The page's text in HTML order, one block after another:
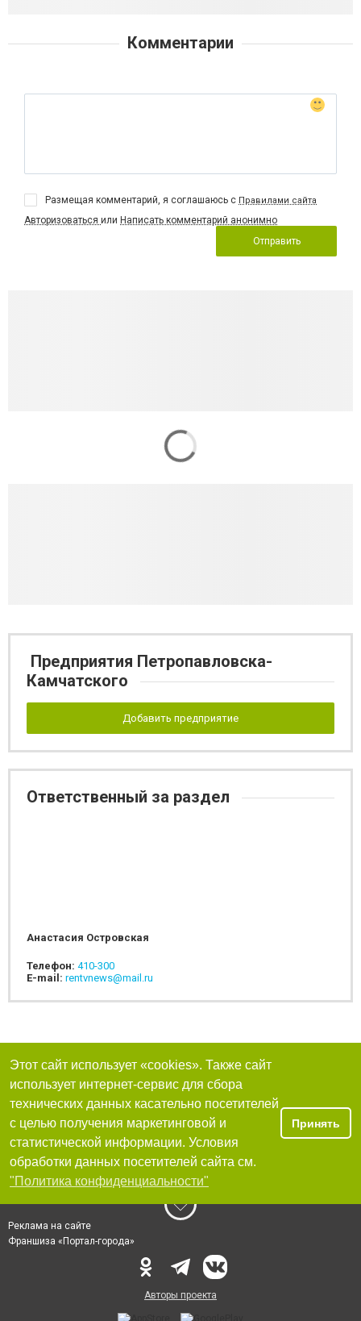
Комментарии
Размещая комментарий, я соглашаюсь с Правилами сайта
Авторизоваться или Написать комментарий анонимно
Отправить
Предприятия Петропавловска-
Камчатского
Добавить предприятие
Ответственный за раздел
Анастасия Островская
Телефон: 410-300
E-mail: rentvnews@mail.ru
Этот сайт использует «cookies». Также сайт
использует интернет-сервис для сбора
технических данных касательно посетителей
с целью получения маркетинговой и
статистической информации. Условия
обработки данных посетителей сайта см.
"Политика конфиденциальности"
Принять
Реклама на сайте
Франшиза «Портал-города»
Авторы проекта